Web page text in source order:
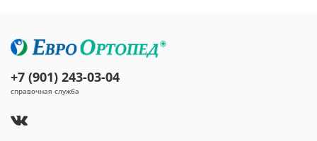
+7 (901) 243-03-04
справочная служба